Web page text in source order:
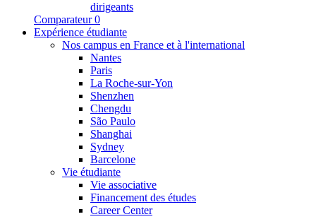
dirigeants
Comparateur 0
Expérience étudiante
Nos campus en France et à l'international
Nantes
Paris
La Roche-sur-Yon
Shenzhen
Chengdu
São Paulo
Shanghai
Sydney
Barcelone
Vie étudiante
Vie associative
Financement des études
Career Center